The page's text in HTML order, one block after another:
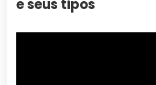
e seus tipos